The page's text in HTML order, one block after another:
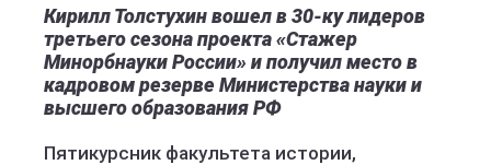
Кирилл Толстухин вошел в 30-ку лидеров
третьего сезона проекта «Стажер
Минорбнауки России» и получил место в
кадровом резерве Министерства науки и
высшего образования РФ
Пятикурсник факультета истории,